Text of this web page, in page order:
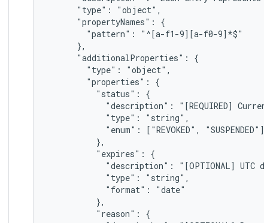
      "type": "object",
      "propertyNames": {
        "pattern": "^[a-f1-9][a-f0-9]*$"
      },
      "additionalProperties": {
        "type": "object",
        "properties": {
          "status": {
"description": "[REQUIRED]
            "type": "string",
            "enum": ["REVOKED", "SUSPENDED"]
          },
          "expires": {
"description": "[OPTIONAL] UTC
            "type": "string",
            "format": "date"
          },
          "reason": {